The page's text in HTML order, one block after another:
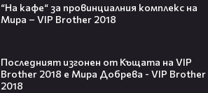
“На кафе“ за провинциалния комплекс на
Мира – VIP Brother 2018
Последният изгонен от Къщата на VIP
Brother 2018 e Мира Добрева - VIP Brother
2018
Кристофър Нолан🤩🎮